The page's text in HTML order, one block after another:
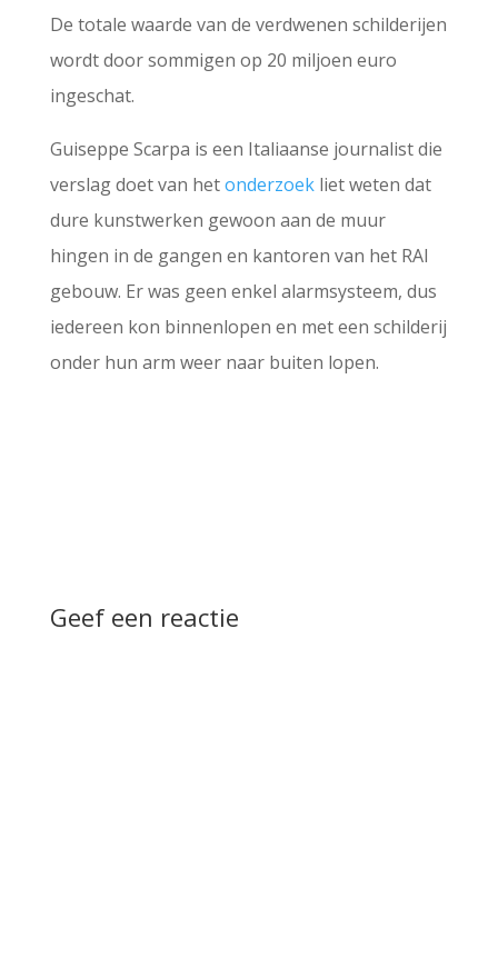
De totale waarde van de verdwenen schilderijen
wordt door sommigen op 20 miljoen euro
ingeschat.
Guiseppe Scarpa is een Italiaanse journalist die
verslag doet van hetonderzoekliet weten dat
dure kunstwerken gewoon aan de muur
hingen in de gangen en kantoren van het RAI
gebouw. Er was geen enkel alarmsysteem, dus
iedereen kon binnenlopen en met een schilderij
onder hun arm weer naar buiten lopen.
Geef een reactie